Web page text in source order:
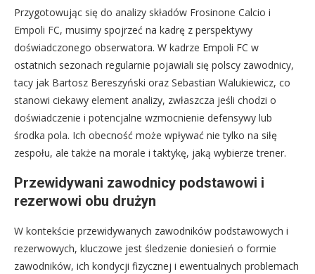
Przygotowując się do analizy składów Frosinone Calcio i
Empoli FC, musimy spojrzeć na kadrę z perspektywy
doświadczonego obserwatora. W kadrze Empoli FC w
ostatnich sezonach regularnie pojawiali się polscy zawodnicy,
tacy jak Bartosz Bereszyński oraz Sebastian Walukiewicz, co
stanowi ciekawy element analizy, zwłaszcza jeśli chodzi o
doświadczenie i potencjalne wzmocnienie defensywy lub
środka pola. Ich obecność może wpływać nie tylko na siłę
zespołu, ale także na morale i taktykę, jaką wybierze trener.
Przewidywani zawodnicy podstawowi i
rezerwowi obu drużyn
W kontekście przewidywanych zawodników podstawowych i
rezerwowych, kluczowe jest śledzenie doniesień o formie
zawodników, ich kondycji fizycznej i ewentualnych problemach